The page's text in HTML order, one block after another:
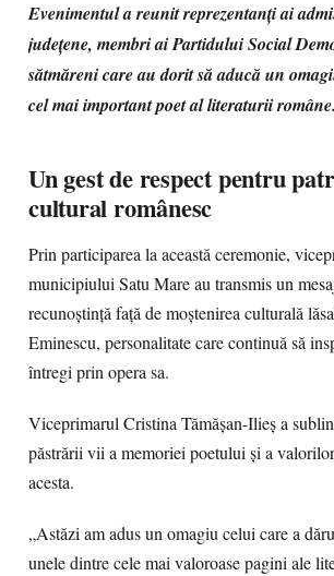
Evenimentul a reunit reprezentanți ai
județene, membri ai Partidului Social
sătmăreni care au dorit să aducă un
cel mai important poet al literaturii române.
Un gest de respect pentru
cultural românesc
Prin participarea la această ceremonie,
municipiului Satu Mare au transmis un
recunoștință față de moștenirea culturală
Eminescu, personalitate care continuă să
întregi prin opera sa.
Viceprimarul Cristina Tămășan-Ilieș a
păstrării vii a memoriei poetului și a
acesta.
„Astăzi am adus un omagiu celui care a
unele dintre cele mai valoroase pagini ale